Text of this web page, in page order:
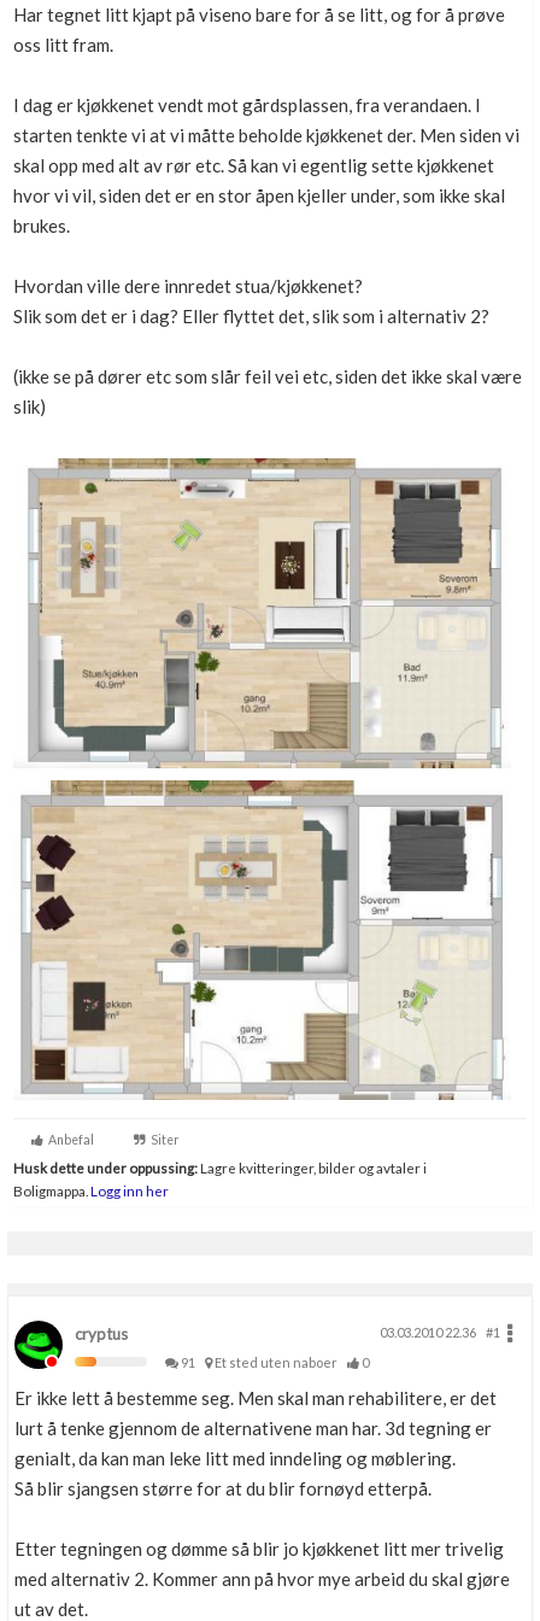
Boligmappa+
Få mer ut av Boligmappa
Har tegnet litt kjapt på viseno bare for å se litt, og for å prøve
oss litt fram.
I dag er kjøkkenet vendt mot gårdsplassen, fra verandaen. I
starten tenkte vi at vi måtte beholde kjøkkenet der. Men siden vi
skal opp med alt av rør etc. Så kan vi egentlig sette kjøkkenet
hvor vi vil, siden det er en stor åpen kjeller under, som ikke skal
brukes.
Hvordan ville dere innredet stua/kjøkkenet?
Slik som det er i dag? Eller flyttet det, slik som i alternativ 2?
(ikke se på dører etc som slår feil vei etc, siden det ikke skal være
slik)
Anbefal Siter
Husk dette under oppussing:Lagre kvitteringer, bilder og avtaler i
Boligmappa. Logg inn her
cryptus 03.03.2010 22.36
#1
91
Et sted uten naboer 0
Er ikke lett å bestemme seg. Men skal man rehabilitere, er det
lurt å tenke gjennom de alternativene man har. 3d tegning er
genialt, da kan man leke litt med inndeling og møblering.
Så blir sjangsen større for at du blir fornøyd etterpå.
Etter tegningen og dømme så blir jo kjøkkenet litt mer trivelig
med alternativ 2. Kommer ann på hvor mye arbeid du skal gjøre
ut av det.